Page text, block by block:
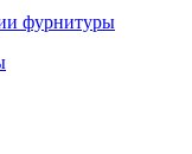
фурнитуры